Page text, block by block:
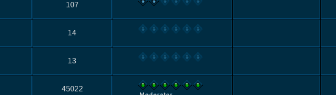
107
14
13
45022